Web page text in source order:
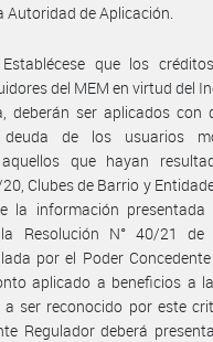
de Aplicación.
Establécese que los
del MEM en virtud del
deberán ser aplicados con
de los usuarios
que hayan
Clubes de Barrio y
la información presentada
Resolución N° 40/21 de
por el Poder
aplicado a beneficios a
ser reconocido por este
Regulador deberá